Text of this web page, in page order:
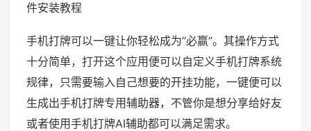
件安装教程
手机打牌可以一键让你轻松成为“必赢”。其操作方式
十分简单，打开这个应用便可以自定义手机打牌系统
规律，只需要输入自己想要的开挂功能，一键便可以
生成出手机打牌专用辅助器，不管你是想分享给好友
或者使用手机打牌AI辅助都可以满足需求。